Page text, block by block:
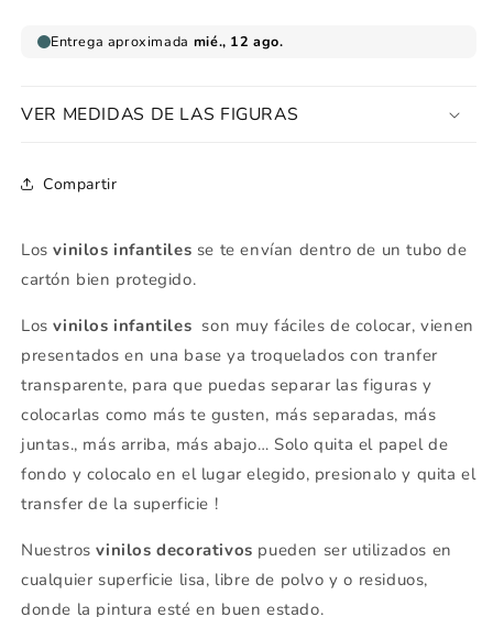
VER MEDIDAS DE LAS FIGURAS
Compartir
Losvinilos infantiles se te envían dentro de un tubo de
cartón bien protegido.
Losvinilos infantiles son muy fáciles de colocar, vienen
presentados en una base ya troquelados con tranfer
transparente, para que puedas separar las figuras y
colocarlas como más te gusten, más separadas, más
juntas., más arriba, más abajo… Solo quita el papel de
fondo y colocalo en el lugar elegido, presionalo y quita el
transfer de la superficie !
Nuestrosvinilos decorativos pueden ser utilizados en
cualquier superficie lisa, libre de polvo y o residuos,
donde la pintura esté en buen estado.